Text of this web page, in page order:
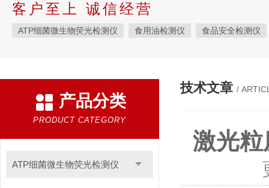
客户至上 诚信经营
ATP细菌微生物荧光检测仪 食用油检测仪 食品安全检测仪
产品分类
PRODUCT CATEGORY
ATP细菌微生物荧光检测仪
技术文章 /
激光